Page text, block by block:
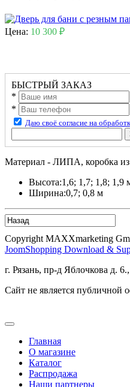
Цена: 10 300 ₽
БЫСТРЫЙ ЗАКАЗ
*
*
Даю своё согласие на
Материал - ЛИПА, коробка
Высота:1,6; 1,7; 1,8; 1,9
Ширина:0,7; 0,8 м
Copyright MAXXmarketing
JoomShopping Download &
г. Рязань, пр-д Яблочкова д.
Сайт не является публичной
Главная
О магазине
Каталог
Распродажа
Наши партнеры